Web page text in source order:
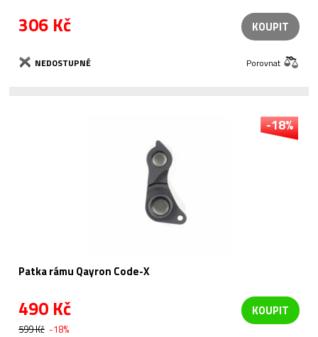
306 Kč KOUPIT
NEDOSTUPNÉ Porovnat
-18%
Patka rámu Qayron Code-X
490 Kč
599 Kč -18%
KOUPIT